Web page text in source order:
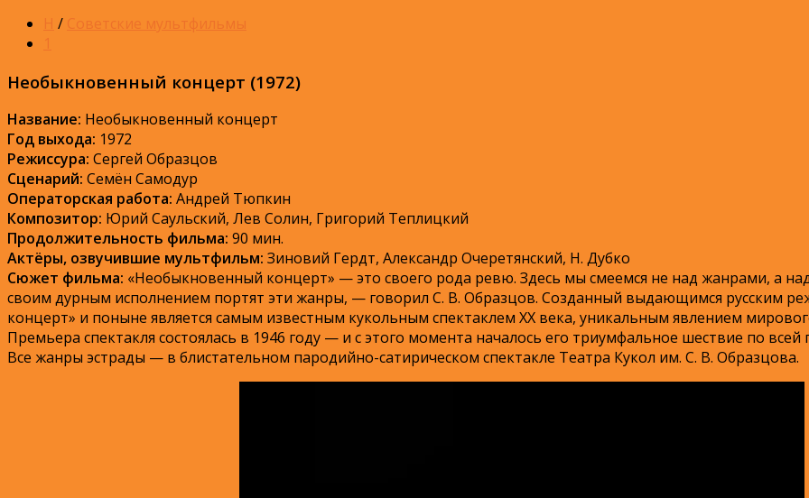
Н / Советские мультфильмы
1
Необыкновенный концерт (1972)
Название: Необыкновенный концерт
Год выхода: 1972
Режиссура: Сергей Образцов
Сценарий: Семён Самодур
Операторская работа: Андрей Тюпкин
Композитор: Юрий Саульский, Лев Солин, Григорий Теплицкий
Продолжительность фильма: 90 мин.
Актёры, озвучившие мультфильм: Зиновий Гердт, Александр Очеретянский, Н. Дубко
Сюжет фильма: «Необыкновенный концерт» — это своего рода ревю. Здесь мы смеемся не над жанрами, а
своим дурным исполнением портят эти жанры, — говорил С. В. Образцов. Созданный выдающимся русским
концерт» и поныне является самым известным кукольным спектаклем ХХ века, уникальным явлением
Премьера спектакля состоялась в 1946 году — и с этого момента началось его триумфальное шествие по всей
Все жанры эстрады — в блистательном пародийно-сатирическом спектакле Театра Кукол им. С. В. Образцова.